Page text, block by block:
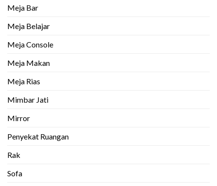
Meja Bar
Meja Belajar
Meja Console
Meja Makan
Meja Rias
Mimbar Jati
Mirror
Penyekat Ruangan
Rak
Sofa